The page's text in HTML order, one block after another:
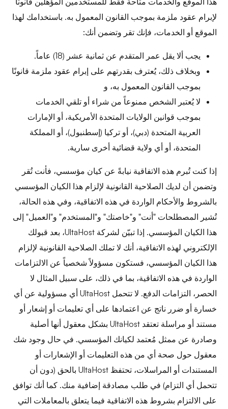
لإبرام عقود ملزمة بموجب القانون المعمول به. باستخدامك لهذا
الموقع أو الخدمات، فإنك تقر وتضمن أنك:
يجب ألا يقل عمر المتقدم عن ثمانية عشر (18) عاماً.
وبخلاف ذلك، يُعترف بقدرتهم على إبرام عقود ملزمة قانونًا
بموجب القانون المعمول به، و
لا يُعتبر الشخص ممنوعاً من شراء أو تلقي الخدمات
بموجب قوانين الولايات المتحدة الأمريكية، أو الإمارات
العربية المتحدة (دبي)، أو تركيا (إسطنبول)، أو المملكة
المتحدة، أو أي ولاية قضائية أخرى سارية.
إذا كنت تُبرم هذه الاتفاقية نيابةً عن كيان مؤسسي، فأنت تُقر
وتضمن أن لديك الصلاحية القانونية لإلزام هذا الكيان المؤسسي
بالشروط والأحكام الواردة في هذه الاتفاقية، وفي هذه الحالة،
تُشير المصطلحات "أنت" و"خاصتك" و"المستخدم" و"العميل" إلى
هذا الكيان المؤسسي. إذا تبيّن لشركة UltaHost، بعد قبولك
الإلكتروني لهذه الاتفاقية، أنك لا تملك الصلاحية القانونية لإلزام
هذا الكيان المؤسسي، فستكون مسؤولاً شخصياً عن الالتزامات
الواردة في هذه الاتفاقية، بما في ذلك، على سبيل المثال لا
الحصر، التزامات الدفع. لا تتحمل UltaHost أي مسؤولية عن أي
خسارة أو ضرر ناتج عن اعتمادها على أي تعليمات أو إشعار أو
مستند أو مراسلة تعتقد UltaHost بشكل معقول أنها أصلية
وصادرة عن ممثل مُعتمد لكيانك المؤسسي. في حال وجود شك
معقول حول صحة أي من هذه التعليمات أو الإشعارات أو
المستندات أو المراسلات، تحتفظ UltaHost بالحق (دون أن
تتحمل أي التزام) في طلب مصادقة إضافية منك. كما أنك توافق
على الالتزام بشروط هذه الاتفاقية فيما يتعلق بالمعاملات التي